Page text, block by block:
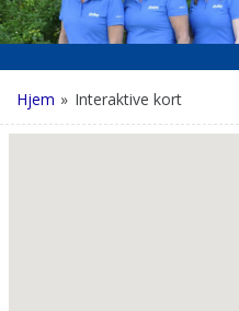
Hjem » Interaktive kort